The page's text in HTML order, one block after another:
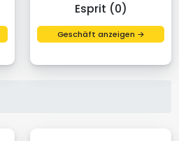
Esprit (0)
Geschäft anzeigen →